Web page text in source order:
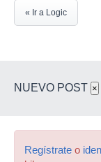
« Ir a Logic
NUEVO POST ×
Regístrate o